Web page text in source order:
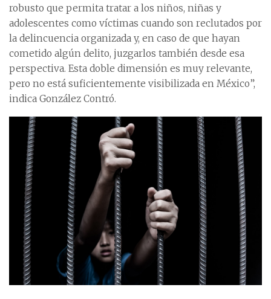
robusto que permita tratar a los niños, niñas y
adolescentes como víctimas cuando son reclutados por
la delincuencia organizada y, en caso de que hayan
cometido algún delito, juzgarlos también desde esa
perspectiva. Esta doble dimensión es muy relevante,
pero no está suficientemente visibilizada en México”,
indica González Contró.